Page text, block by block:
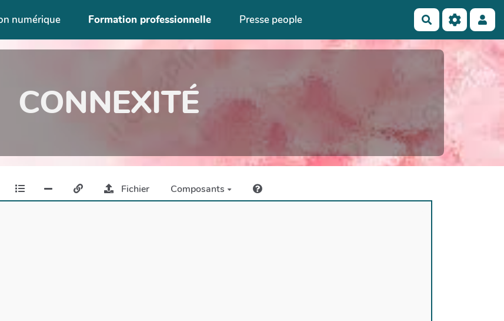
numérique Formation professionnelle Presse people Rechercher
CONNEXITÉ
Fichier Composants